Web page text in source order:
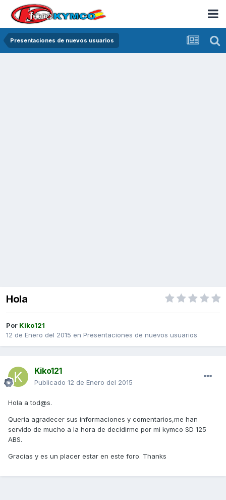
Presentaciones de nuevos usuarios
Hola
Por Kiko121
12 de Enero del 2015 en Presentaciones de nuevos usuarios
Kiko121
Publicado 12 de Enero del 2015
Hola a tod@s.
Quería agradecer sus informaciones y comentarios,me han
servido de mucho a la hora de decidirme por mi kymco SD 125
ABS.
Gracias y es un placer estar en este foro. Thanks